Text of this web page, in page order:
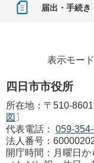
届出・手続き
表示モー
四日市市役所
所在地：〒510-
図 〕
代表電話：
059-
法人番号：
開庁時間：月曜日